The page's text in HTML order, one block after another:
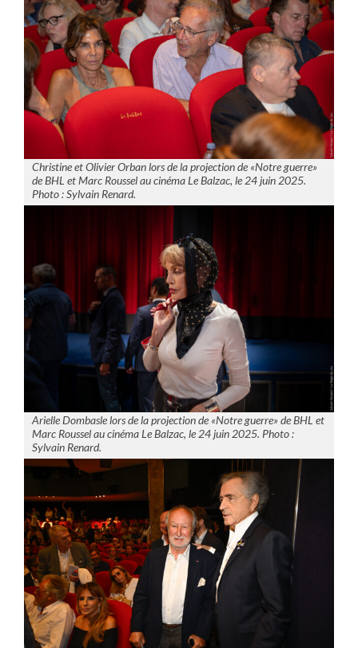
Christine et Olivier Orban lors de la projection de «Notre guerre»
de BHL et Marc Roussel au cinéma Le Balzac, le 24 juin 2025.
Photo : Sylvain Renard.
Arielle Dombasle lors de la projection de «Notre guerre» de BHL et
Marc Roussel au cinéma Le Balzac, le 24 juin 2025. Photo :
Sylvain Renard.